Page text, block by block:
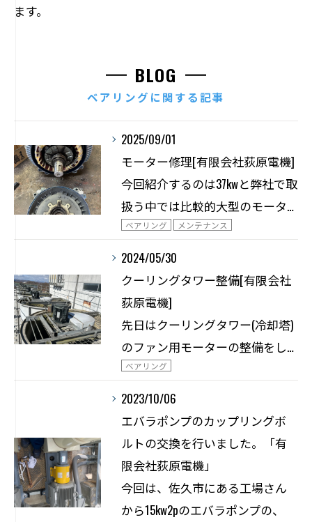
ます。
BLOG
ベアリングに関する記事
2025/09/01
モーター修理[有限会社荻原電機]
今回紹介するのは37kwと弊社で取
扱う中では比較的大型のモータ…
ベアリング メンテナンス
2024/05/30
クーリングタワー整備[有限会社
荻原電機]
先日はクーリングタワー(冷却塔)
のファン用モーターの整備をし…
ベアリング
2023/10/06
エバラポンプのカップリングボ
ルトの交換を行いました。「有
限会社荻原電機」
今回は、佐久市にある工場さん
から15kw2pのエバラポンプの、